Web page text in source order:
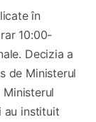
în
10:00-
Decizia a
de Ministerul
au instituit